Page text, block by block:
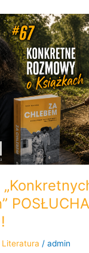
Literatura /admin